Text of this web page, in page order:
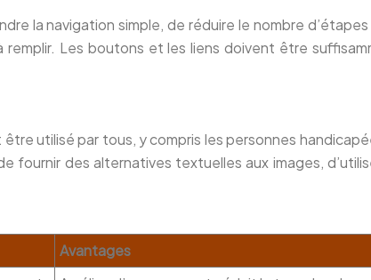
la navigation simple, de réduire le nombre
Les boutons et les liens doivent être
utilisé par tous, y compris les personnes
fournir des alternatives textuelles aux images,
Avantages